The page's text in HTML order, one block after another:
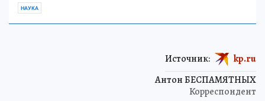
НАУКА
Антон БЕСПАМЯТНЫХ
Корреспондент
Источник: kp.ru